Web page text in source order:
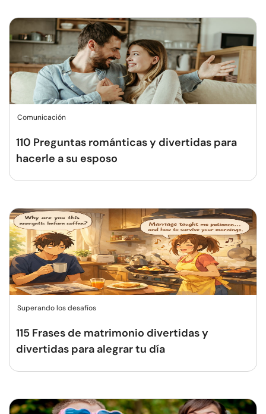
Comunicación
110 Preguntas románticas y divertidas para
hacerle a su esposo
Superando los desafíos
115 Frases de matrimonio divertidas y
divertidas para alegrar tu día